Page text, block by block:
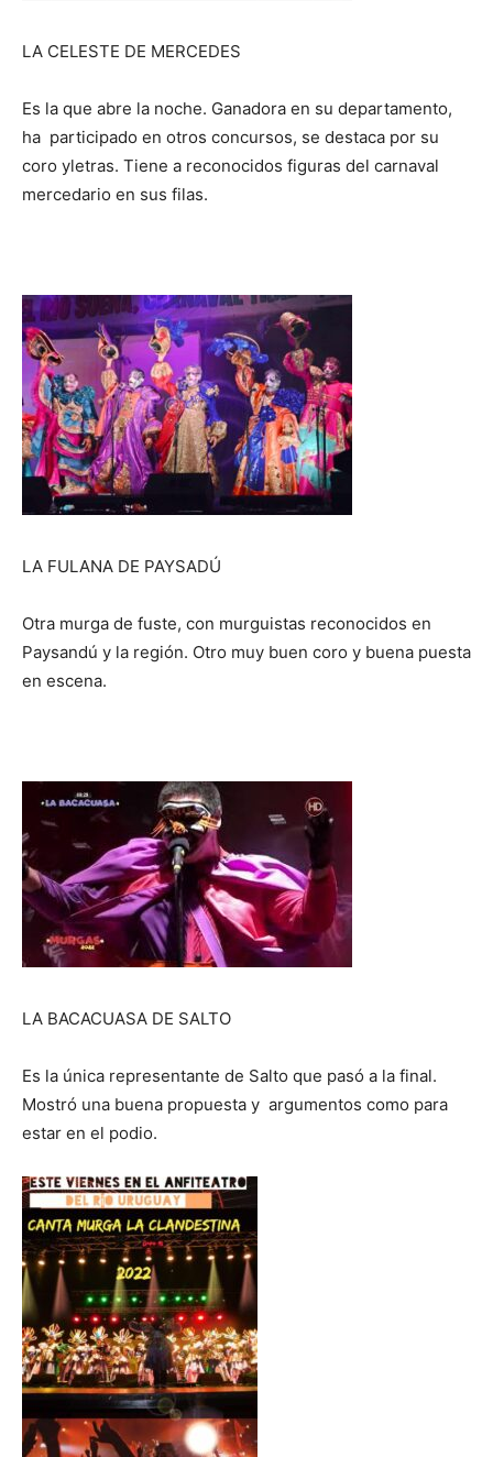
d
a
u
LA CELESTE DE MERCEDES
Es la que abre la noche. Ganadora en su departamento,
ha participado en otros concursos, se destaca por su
coro yletras. Tiene a reconocidos figuras del carnaval
mercedario en sus filas.
LA FULANA DE PAYSADÚ
Otra murga de fuste, con murguistas reconocidos en
Paysandú y la región. Otro muy buen coro y buena puesta
en escena.
LA BACACUASA DE SALTO
Es la única representante de Salto que pasó a la final.
Mostró una buena propuesta y argumentos como para
estar en el podio.